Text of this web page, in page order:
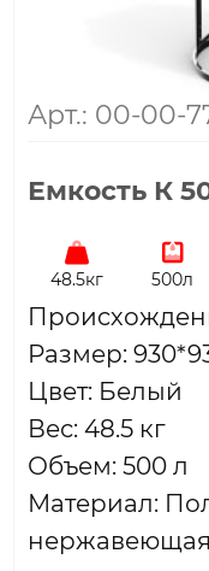
Арт.: 00-00-
Емкость К
48.5кг 500л
Размер:
Цвет: Белый
Вес: 48.5 кг
Объем: 500 л
Материал:
нержавеющая